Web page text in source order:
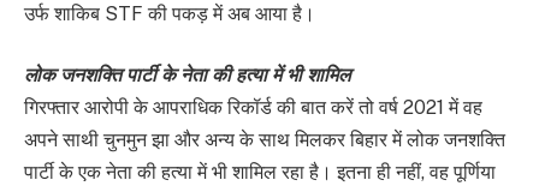
उर्फ शाकिब STF की पकड़ में अब आया है।
लोक जनशक्ति पार्टी के नेता की हत्या में भी शामिल
गिरफ्तार आरोपी के आपराधिक रिकॉर्ड की बात करें तो वर्ष 2021 में वह
अपने साथी चुनमुन झा और अन्य के साथ मिलकर बिहार में लोक जनशक्ति
पार्टी के एक नेता की हत्या में भी शामिल रहा है। इतना ही नहीं, वह पूर्णिया